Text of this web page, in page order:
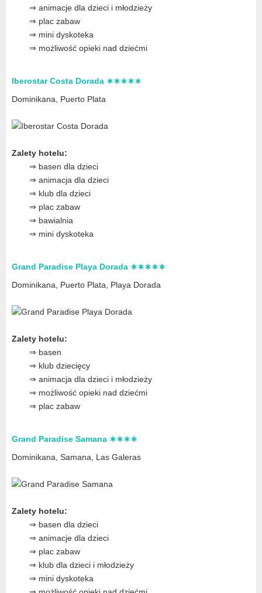
⇒ animacje dla dzieci i młodzieży
⇒ plac zabaw
⇒ mini dyskoteka
⇒ możliwość opieki nad dziećmi
Iberostar Costa Dorada ∗∗∗∗∗
Dominikana, Puerto Plata
Zalety hotelu:
⇒ basen dla dzieci
⇒ animacja dla dzieci
⇒ klub dla dzieci
⇒ plac zabaw
⇒ bawialnia
⇒ mini dyskoteka
Grand Paradise Playa Dorada ∗∗∗∗∗
Dominikana, Puerto Plata , Playa Dorada
Zalety hotelu:
⇒ basen
⇒ klub dziecięcy
⇒ animacja dla dzieci i młodzieży
⇒ możliwość opieki nad dziećmi
⇒ plac zabaw
Grand Paradise Samana ∗∗∗∗
Dominikana, Samana, Las Galeras
Zalety hotelu:
⇒ basen dla dzieci
⇒ animacje dla dzieci
⇒ plac zabaw
⇒ klub dla dzieci i młodzieży
⇒ mini dyskoteka